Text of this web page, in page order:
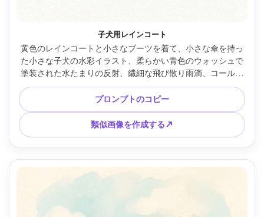
子犬用レインコート
黄色のレインコートと小さなブーツを着て、小さな傘を持っ
た小さな子犬の水彩イラスト、柔らかい青色のウォッシュで
塗装された水たまりの反射、繊細な飛び散り雨滴、コールド
プレス紙目、陽気な子供のイラストスタイル、センターフレ
ーミング、85mmレンズ、浅い被写界深度、柔らかい映画照
明 --ar 4:5
プロンプトのコピー
類似画像を作成する↗